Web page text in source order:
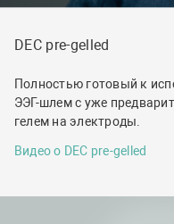
DEC pre-gelled
Полностью готовый к
ЭЭГ-шлем с уже
гелем на электроды.
Видео о DEC pre-gelled